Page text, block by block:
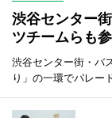
渋谷センター
ツチームらも
渋谷センター街・バ
り」の一環でパレー